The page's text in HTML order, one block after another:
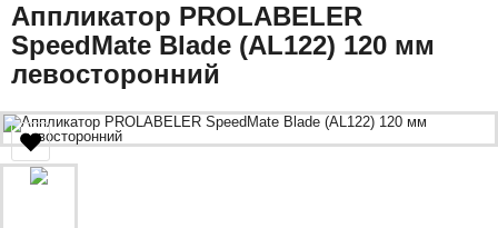
Аппликатор PROLABELER
SpeedMate Blade (AL122) 120 мм
левосторонний